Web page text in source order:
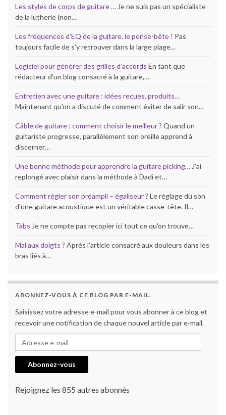
Les styles de corps de guitare … Je ne suis pas un spécialiste
de la lutherie (non…
Les fréquences d’EQ de la guitare, le pense-bête ! Pas
toujours facile de s'y retrouver dans la large plage…
Logiciel pour générer des grilles d’accords En tant que
rédacteur d'un blog consacré à la guitare,…
Entretien avec une guitare : idées recues, produits…
Maintenant qu'on a discuté de comment éviter de salir son…
Câble de guitare : comment choisir le meilleur ? Quand un
guitariste progresse, parallèlement son oreille apprend à
discerner…
Une bonne méthode pour apprendre la guitare picking… J'ai
replongé avec plaisir dans la méthode à Dadi et…
Comment régler son préampli – égaliseur ? Le réglage du son
d'une guitare acoustique est un véritable casse-tête. Il…
Tabs Je ne compte pas recopier ici tout ce qu'on trouve…
Mal aux doigts ? Après l'article consacré aux douleurs dans les
bras liés à…
ABONNEZ-VOUS À CE BLOG PAR E-MAIL.
Saisissez votre adresse e-mail pour vous abonner à ce blog et
recevoir une notification de chaque nouvel article par e-mail.
Adresse e-mail
Abonnez-vous
Rejoignez les 855 autres abonnés